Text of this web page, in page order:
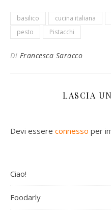
basilico cucina italiana
pesto
Pistacchi
Di Francesca Saracco
LASCIA
Devi essere connesso per
Ciao!
Foodarly